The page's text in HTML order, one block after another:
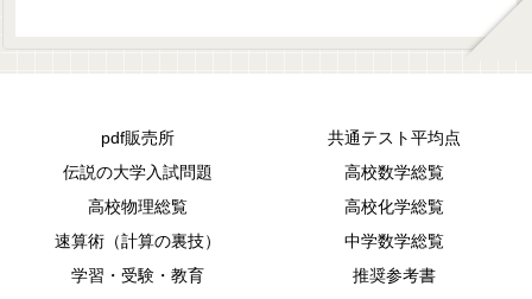
pdf販売所
共通テスト平均点
伝説の大学入試問題
高校数学総覧
高校物理総覧
高校化学総覧
速算術（計算の裏技）
中学数学総覧
学習・受験・教育
推奨参考書